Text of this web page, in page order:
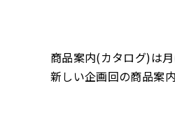
商品案内(カタログ)は
新しい企画回の商品案